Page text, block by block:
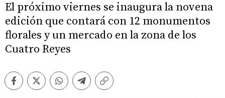
El próximo viernes se inaugura la novena
edición que contará con 12 monumentos
florales y un mercado en la zona de los
Cuatro Reyes
FacebookTwitterWhatsappTelegramCopiar